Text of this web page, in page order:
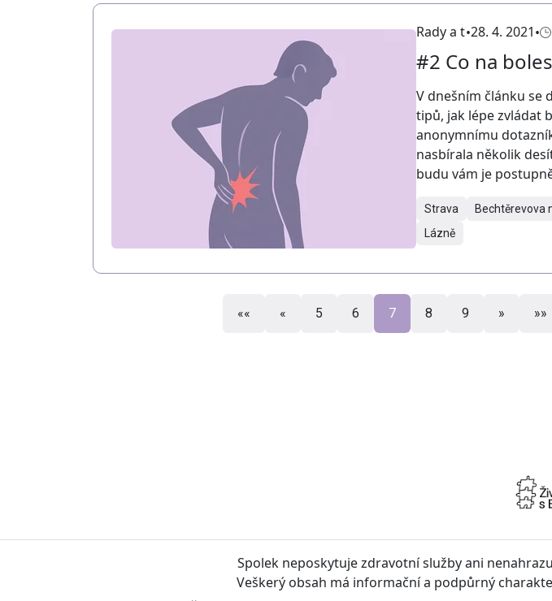
Rady a tipy28. 4. 2021
#2 Co na
V dnešním článku se
tipů, jak lépe zvládat
anonymnímu
nasbírala několik
budu vám je
Strava Bechtěrevova
Lázně
«« « 5 6 7 8 9 » »»
Spolek neposkytuje zdravotní služby ani
Veškerý obsah má informační a podpůrný